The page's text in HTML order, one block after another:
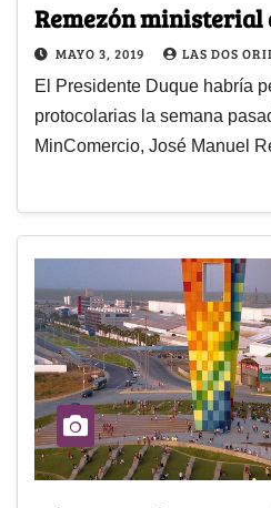
Remezón ministerial
MAYO 3, 2019 LAS DOS
El Presidente Duque habría
protocolarias la semana
MinComercio, José Manuel